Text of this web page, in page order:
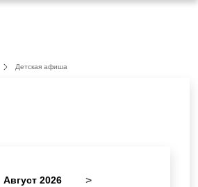
Детская афиша
Август 2026 >